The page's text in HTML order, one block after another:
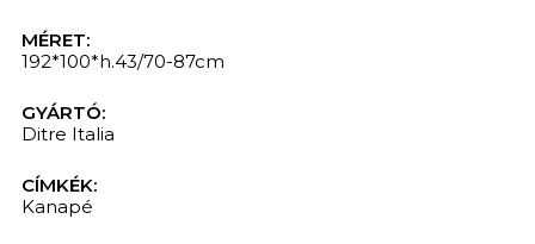
MÉRET:
192*100*h.43/70-87cm
GYÁRTÓ:
Ditre Italia
CÍMKÉK:
Kanapé